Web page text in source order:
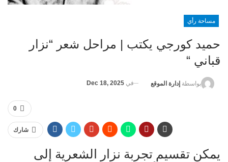
مساحة رأي
حميد كورجي يكتب | مراحل شعر “نزار
قباني “
بواسطة إدارة الموقع في Dec 18, 2025
0
شارك
يمكن تقسيم تجربة نزار الشعرية إلى